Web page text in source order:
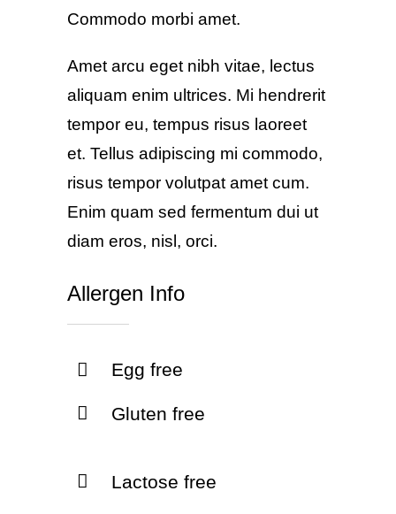
Commodo morbi amet.
Amet arcu eget nibh vitae, lectus
aliquam enim ultrices. Mi hendrerit
tempor eu, tempus risus laoreet
et. Tellus adipiscing mi commodo,
risus tempor volutpat amet cum.
Enim quam sed fermentum dui ut
diam eros, nisl, orci.
Allergen Info
Egg free
Gluten free
Lactose free